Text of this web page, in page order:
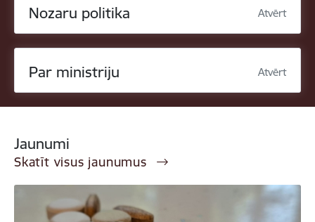
Nozaru politika Atvērt
Par ministriju Atvērt
Jaunumi
Skatīt visus jaunumus